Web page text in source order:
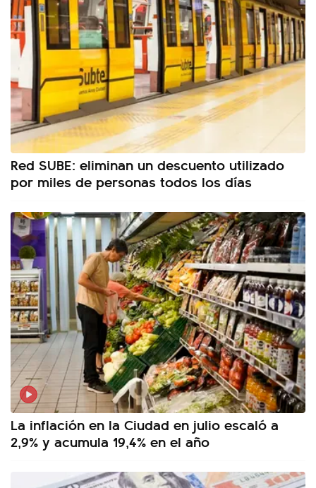
Red SUBE: eliminan un descuento utilizado
por miles de personas todos los días
La inflación en la Ciudad en julio escaló a
2,9% y acumula 19,4% en el año